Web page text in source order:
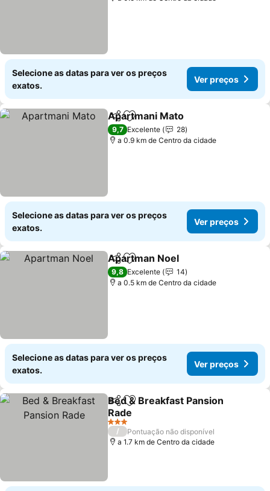
Selecione as datas para ver os preços
exatos.
Ver preços
PartilharAdicionar aos favoritos
Apartmani Mato
9,7 Excelente
28
a 0.9 km de Centro da cidade
Selecione as datas para ver os preços
exatos.
Ver preços
PartilharAdicionar aos favoritos
Apartman Noel
9,8 Excelente
14
a 0.5 km de Centro da cidade
Selecione as datas para ver os preços
exatos.
Ver preços
PartilharAdicionar aos favoritos
Bed & Breakfast Pansion
Rade
Ver preços
3 Estrelas
/
Pontuação não disponível
a 1.7 km de Centro da cidade